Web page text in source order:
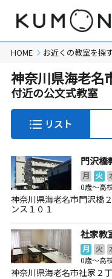
HOME お近くの教室を探
神奈川県海老名
付近の公文式教室
リスト
門沢橋
月 火
0歳～高
神奈川県海老名市門沢橋
ンス１０１
社家教
月 火
0歳～高
神奈川県海老名市社家２